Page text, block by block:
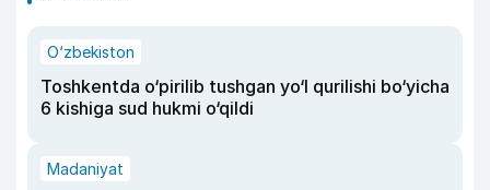
O‘zbekiston
Toshkentda o‘pirilib tushgan yo‘l qurilishi bo‘yicha
6 kishiga sud hukmi o‘qildi
Madaniyat